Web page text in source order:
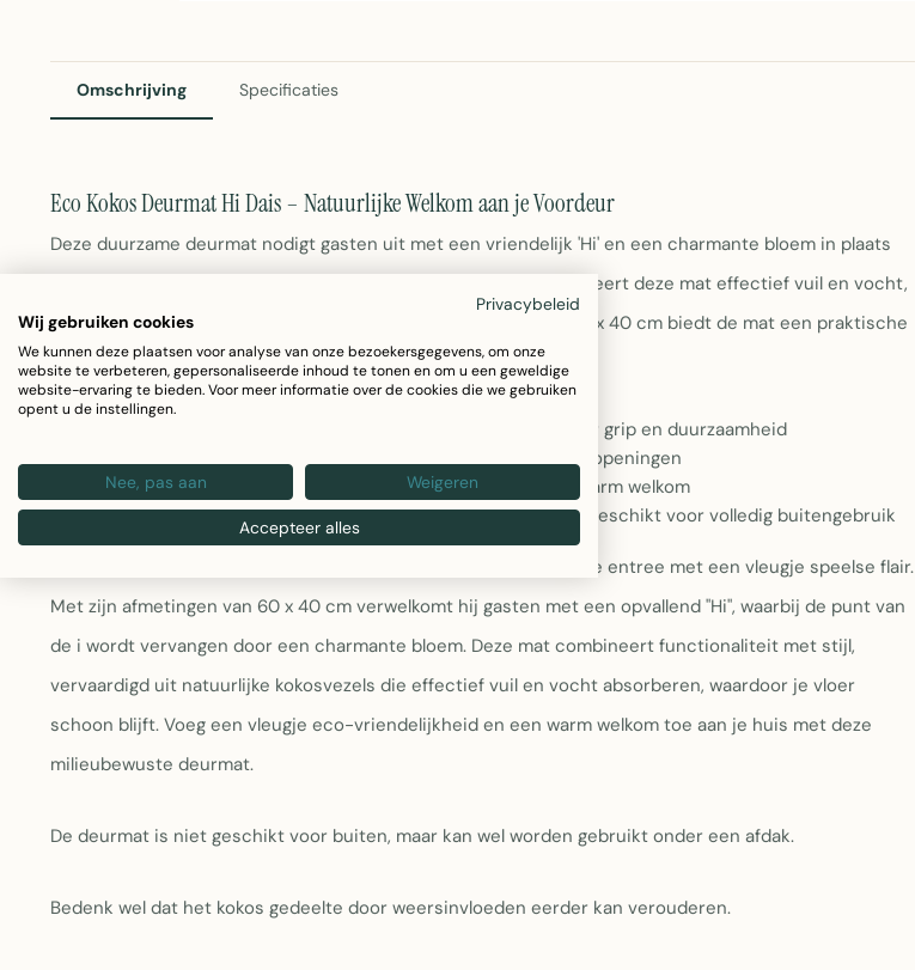
Omschrijving Specificaties
Eco Kokos Deurmat Hi Dais – Natuurlijke Welkom aan je Voordeur
Deze duurzame deurmat nodigt gasten uit met een vriendelijk 'Hi' en een charmante bloem in plaats
van een i-puntje. Vervaardigd uit natuurlijke kokosvezels, absorbeert deze mat effectief vuil en vocht,
waardoor je vloer schoon en droog blijft. Met afmetingen van 60 x 40 cm biedt de mat een praktische
oplossing voor je entree, zonder in te boeten op stijl.
Natuurlijke kokosvezel met latex-onderkant voor grip en duurzaamheid
Afmetingen:60 x 40 x 1 cm – perfect voor standaard deuropeningen
Ontwerp:Speelse typografie met bloem-detail voor een warm welkom
Gebruikslocatie:Geschikt voor gebruik onder afdak; niet geschikt voor volledig buitengebruik
Ontmoet de Eco kokos deurmat, een duurzame toevoeging aan je entree met een vleugje speelse flair.
Met zijn afmetingen van 60 x 40 cm verwelkomt hij gasten met een opvallend "Hi", waarbij de punt van
de i wordt vervangen door een charmante bloem. Deze mat combineert functionaliteit met stijl,
vervaardigd uit natuurlijke kokosvezels die effectief vuil en vocht absorberen, waardoor je vloer
schoon blijft. Voeg een vleugje eco-vriendelijkheid en een warm welkom toe aan je huis met deze
milieubewuste deurmat.
De deurmat is niet geschikt voor buiten, maar kan wel worden gebruikt onder een afdak.
Bedenk wel dat het kokos gedeelte door weersinvloeden eerder kan verouderen.
Privacybeleid
Wij gebruiken cookies
We kunnen deze plaatsen voor analyse van onze bezoekersgegevens, om onze
website te verbeteren, gepersonaliseerde inhoud te tonen en om u een geweldige
website-ervaring te bieden. Voor meer informatie over de cookies die we gebruiken
opent u de instellingen.
Nee, pas aan Weigeren
Accepteer alles